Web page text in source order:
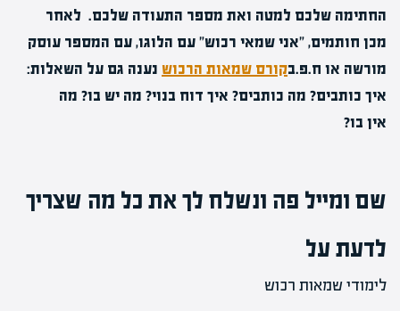
החתימה שלכם למטה ואת מספר התעודה שלכם. לאחר
מכן חותמים, "אני שמאי רכוש" עם הלוגו, עם המספר עוסק
מורשה או ח.פ.בקורס שמאות הרכוש נענה גם על השאלות:
איך כותבים? מה כותבים? איך דוח בנוי? מה יש בו? מה
אין בו?
שם ומייל פה ונשלח לך את כל מה שצריך
לדעת על
לימודי שמאות רכוש